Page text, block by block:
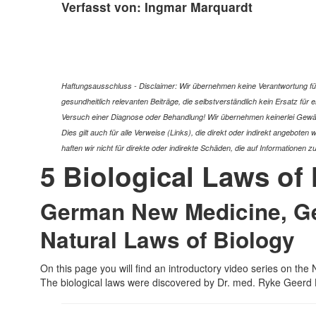
Verfasst von: Ingmar Marquardt
Haftungsausschluss - Disclaimer: Wir übernehmen keine Verantwortung
gesundheitlich relevanten Beiträge, die selbstverständlich kein Ersatz für
Versuch einer Diagnose oder Behandlung! Wir übernehmen keinerlei
Dies gilt auch für alle Verweise (Links), die direkt oder indirekt
haften wir nicht für direkte oder indirekte Schäden, die auf Informationen
5 Biological Laws of
German New Medicine,
Natural Laws of Biology
On this page you will find an introductory video series on the
The biological laws were discovered by Dr. med. Ryke Geerd